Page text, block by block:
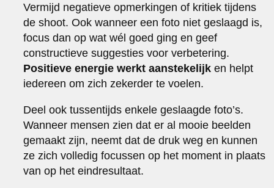
Vermijd negatieve opmerkingen of kritiek tijdens
de shoot. Ook wanneer een foto niet geslaagd is,
focus dan op wat wél goed ging en geef
constructieve suggesties voor verbetering.
Positieve energie werkt aanstekelijk en helpt
iedereen om zich zekerder te voelen.
Deel ook tussentijds enkele geslaagde foto’s.
Wanneer mensen zien dat er al mooie beelden
gemaakt zijn, neemt dat de druk weg en kunnen
ze zich volledig focussen op het moment in plaats
van op het eindresultaat.